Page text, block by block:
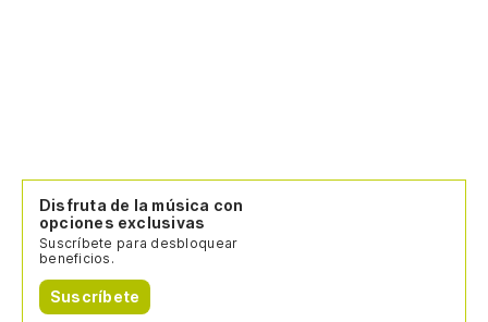
Disfruta de la música con
opciones exclusivas
Suscríbete para desbloquear
beneficios.
Suscríbete